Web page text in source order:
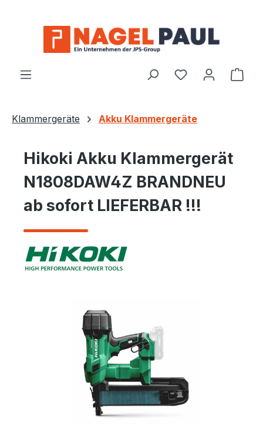
Klammergeräte Akku Klammergeräte
Hikoki Akku Klammergerät
N1808DAW4Z BRANDNEU
ab sofort LIEFERBAR !!!